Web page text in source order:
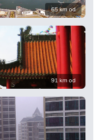
65 km od
91 km od